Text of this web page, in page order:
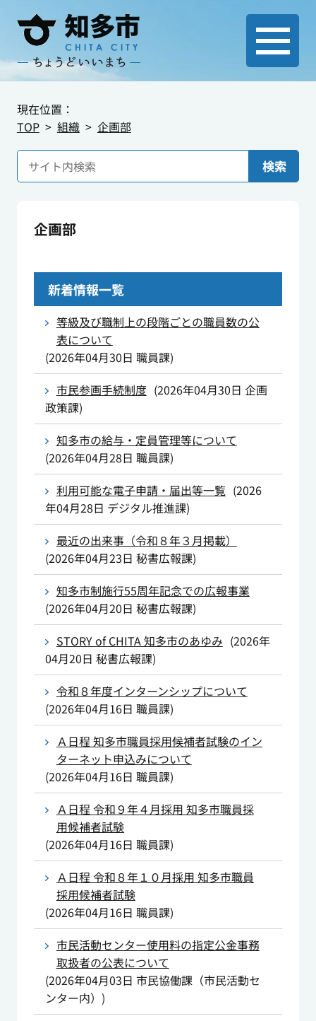
現在位置：
TOP
組織 企画部
検索
企画部
新着情報一覧
等級及び職制上の段階ごとの職員数の公
表について
(2026年04月30日 職員課)
市民参画手続制度 (2026年04月30日 企画
政策課)
知多市の給与・定員管理等について
(2026年04月28日 職員課)
利用可能な電子申請・届出等一覧 (2026
年04月28日 デジタル推進課)
最近の出来事（令和８年３月掲載）
(2026年04月23日 秘書広報課)
知多市制施行55周年記念での広報事業
(2026年04月20日 秘書広報課)
STORY of CHITA 知多市のあゆみ (2026年
04月20日 秘書広報課)
令和８年度インターンシップについて
(2026年04月16日 職員課)
Ａ日程 知多市職員採用候補者試験のイン
ターネット申込みについて
(2026年04月16日 職員課)
Ａ日程 令和９年４月採用 知多市職員採
用候補者試験
(2026年04月16日 職員課)
Ａ日程 令和８年１０月採用 知多市職員
採用候補者試験
(2026年04月16日 職員課)
市民活動センター使用料の指定公金事務
取扱者の公表について
(2026年04月03日 市民協働課（市民活動セ
ンター内） )